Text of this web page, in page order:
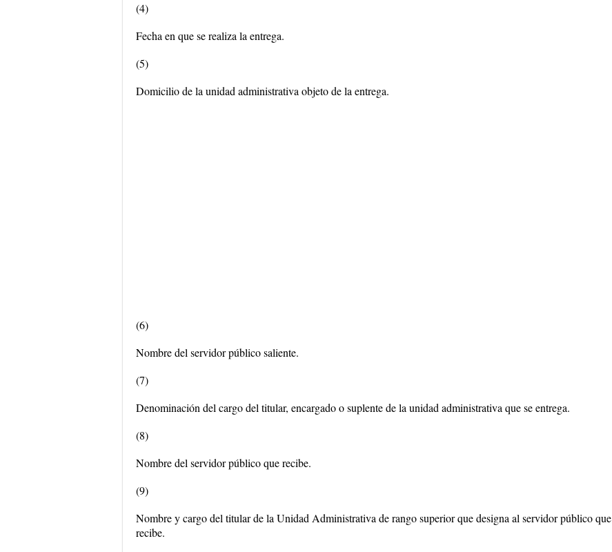
(4)
Fecha en que se realiza la entrega.
(5)
Domicilio de la unidad administrativa objeto de la entrega.
(6)
Nombre del servidor público saliente.
(7)
Denominación del cargo del titular, encargado o suplente de la unidad administrativa que se entrega.
(8)
Nombre del servidor público que recibe.
(9)
Nombre y cargo del titular de la Unidad Administrativa de rango superior que designa al servidor público que
recibe.